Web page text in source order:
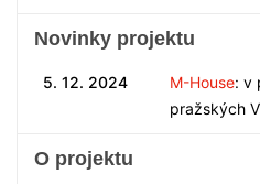
Novinky projektu
5. 12. 2024 M-House: v
pražských
O projektu